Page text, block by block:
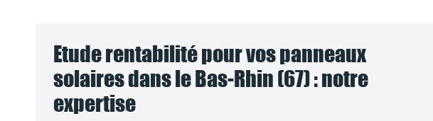
Etude rentabilité pour vos panneaux
solaires dans le Bas-Rhin (67) : notre
expertise